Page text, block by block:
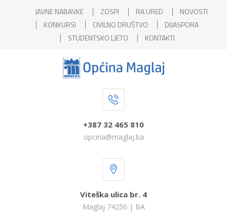
JAVNE NABAVKE ZOSPI RA URED
NOVOSTI
KONKURSI
CIVILNO DRUŠTVO
DIJASPORA
STUDENTSKO LJETO
KONTAKTI
+387 32 465 810
opcina@maglaj.ba
Viteška ulica br. 4
Maglaj 74250 | BA